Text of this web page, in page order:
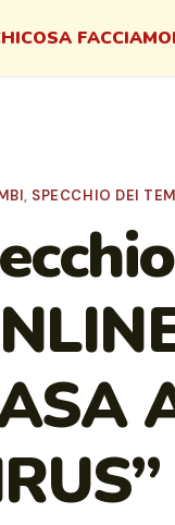
COSA FACCIAMO
, SPECCHIO DEI